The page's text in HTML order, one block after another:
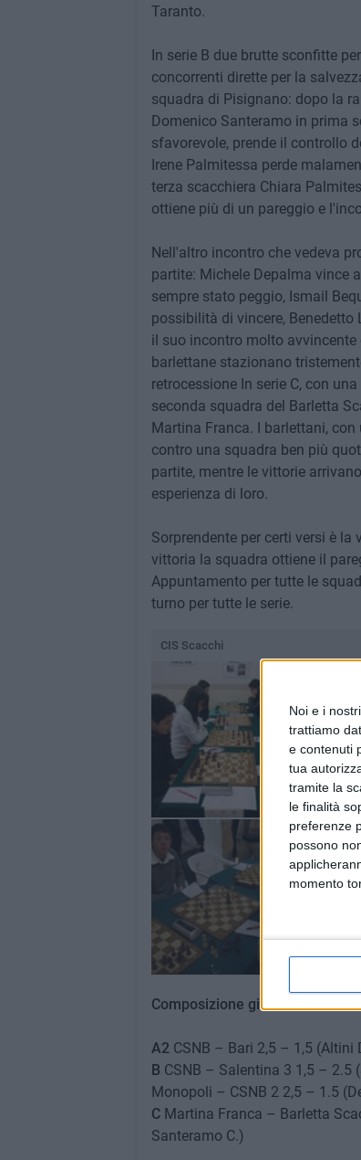
Noi e i
trattiamo
e contenuti
tua
tramite la
le finalità
preferenze
possono
momento
Taranto.
In serie B due brutte sconfitte
concorrenti dirette per la
squadra di Pisignano: dopo la
Domenico Santeramo in prima
sfavorevole, prende il controllo
Irene Palmitessa perde
terza scacchiera Chiara
ottiene più di un pareggio e
Nell'altro incontro che vedeva
partite: Michele Depalma vince
sempre stato peggio, Ismail
possibilità di vincere,
il suo incontro molto
barlettane stazionano
retrocessione In serie C, con
seconda squadra del Barletta
Martina Franca. I barlettani,
contro una squadra ben più
partite, mentre le vittorie
esperienza di loro.
Sorprendente per certi versi è
vittoria la squadra ottiene il
Appuntamento per tutte le
turno per tutte le serie.
CIS Scacchi
Composizione giocatori
A2 CSNB – Bari 2,5 – 1,5 (Altini
B CSNB – Salentina 3 1,5 – 2.5
Monopoli – CSNB 2 2,5 – 1.5
C Martina Franca – Barletta
Santeramo C.)